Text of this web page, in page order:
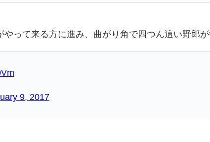
って来る方に進み、曲がり角で四つん這い野郎
9, 2017